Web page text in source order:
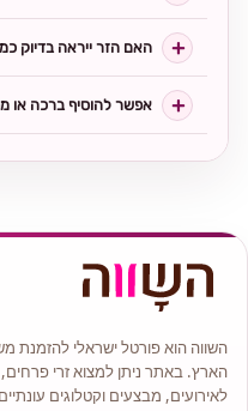
האם הזר ייראה בדיוק
אפשר להוסיף ברכה או
השווה הוא פורטל ישראלי להזמנת
הארץ. באתר ניתן למצוא זרי
לאירועים, מבצעים וקטלוגים